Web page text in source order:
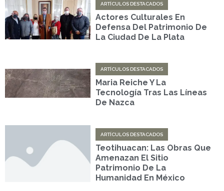
ARTÍCULOS DESTACADOS
Actores Culturales En
Defensa Del Patrimonio De
La Ciudad De La Plata
ARTÍCULOS DESTACADOS
Maria Reiche Y La
Tecnología Tras Las Líneas
De Nazca
ARTÍCULOS DESTACADOS
Teotihuacan: Las Obras Que
Amenazan El Sitio
Patrimonio De La
Humanidad En México